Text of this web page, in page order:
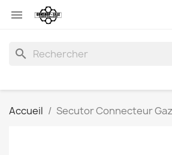

search
Accueil Secutor Connecteur